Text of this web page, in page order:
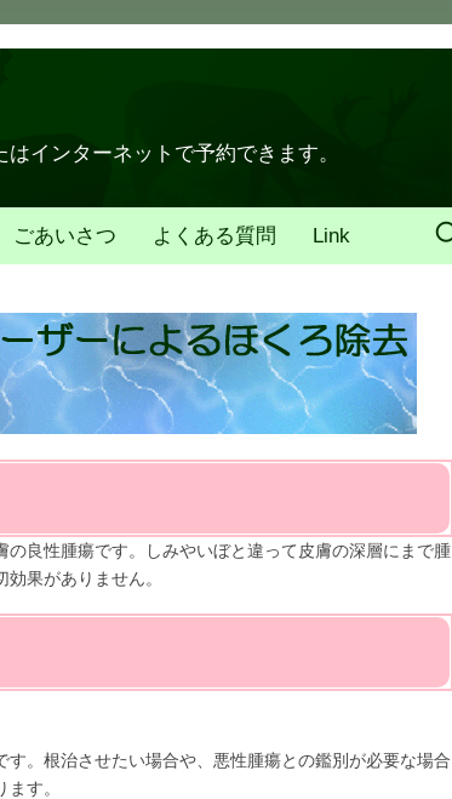
インターネットで予約できます。
ごあいさつ よくある質問 Link
良性腫瘍です。しみやいぼと違って皮膚の深層にまで腫
果がありません。
。根治させたい場合や、悪性腫瘍との鑑別が必要な場合
す。